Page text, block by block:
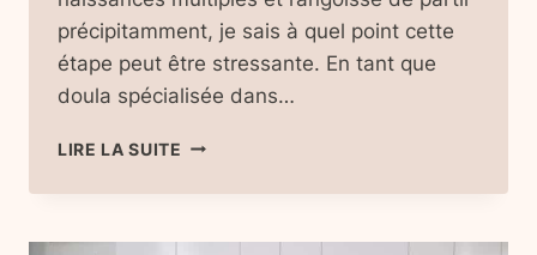
précipitamment, je sais à quel point cette
étape peut être stressante. En tant que
doula spécialisée dans…
LIRE LA SUITE VALISE
JUMEAUX
CHECK-